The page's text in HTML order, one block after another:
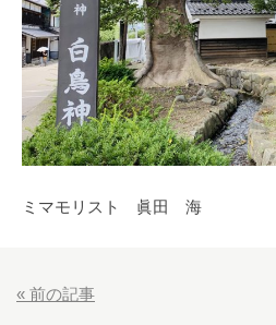
ミマモリスト 眞田 海
« 前の記事